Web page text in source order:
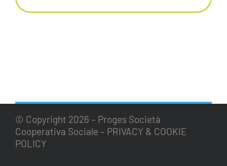
© Copyright 2026 – Proges Società
Cooperativa Sociale – PRIVACY & COOKIE
POLICY